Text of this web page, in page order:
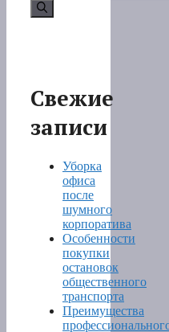
Свежие
записи
Уборка
офиса
после
шумного
корпоратива
Особенности
покупки
остановок
общественного
транспорта
Преимущества